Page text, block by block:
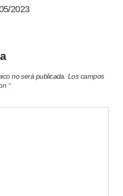
2023
no será publicada. Los campos
*